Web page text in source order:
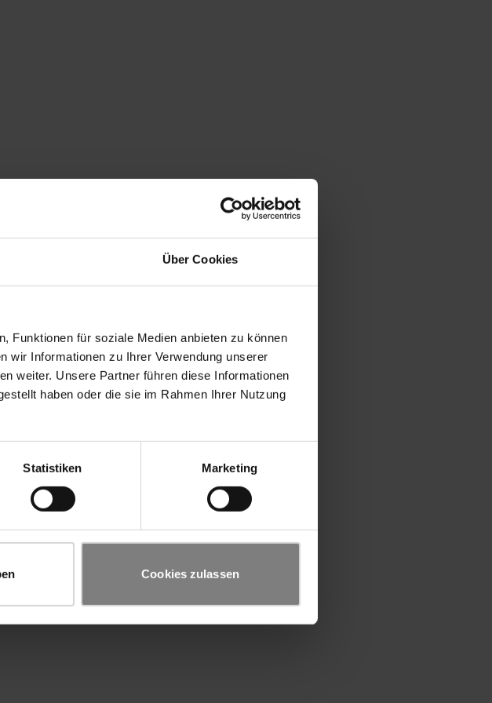
Über Cookies
Funktionen für soziale Medien anbieten zu können
wir Informationen zu Ihrer Verwendung unserer
weiter. Unsere Partner führen diese Informationen
haben oder die sie im Rahmen Ihrer Nutzung
Statistiken Marketing
Cookies zulassen